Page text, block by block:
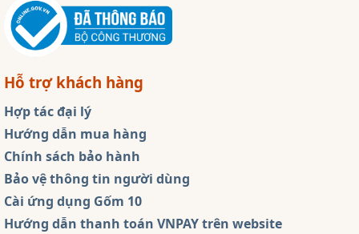
Hỗ trợ khách hàng
Hợp tác đại lý
Hướng dẫn mua hàng
Chính sách bảo hành
Bảo vệ thông tin người dùng
Cài ứng dụng Gốm 10
Hướng dẫn thanh toán VNPAY trên website